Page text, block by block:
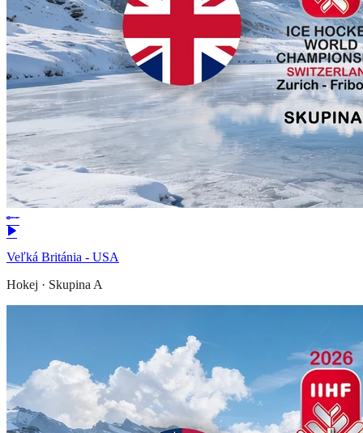
Veľká Británia - USA
Hokej · Skupina A